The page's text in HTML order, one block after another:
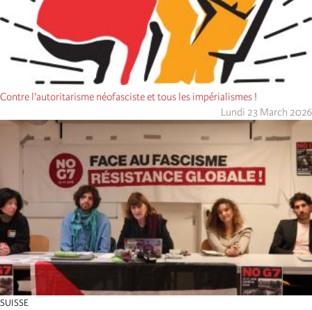
Contre l’autoritarisme néofasciste et tous les impérialismes !
Lundi 23 March 2026
SUISSE